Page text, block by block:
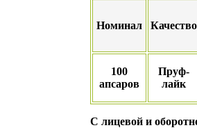
Номинал Качество
100
апсаров
Пруф-
лайк
С лицевой и